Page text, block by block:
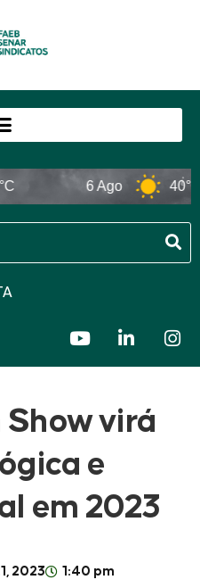
6 Ago 40°C
Show virá
e
em 2023
2023 1:40 pm